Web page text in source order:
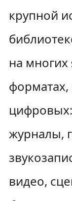
крупной
на многих
форматах,
журналы,
видео,